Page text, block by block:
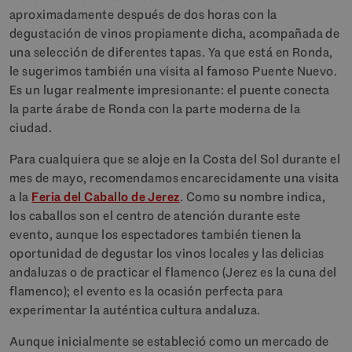
aproximadamente después de dos horas con la
degustación de vinos propiamente dicha, acompañada de
una selección de diferentes tapas. Ya que está en Ronda,
le sugerimos también una visita al famoso Puente Nuevo.
Es un lugar realmente impresionante: el puente conecta
la parte árabe de Ronda con la parte moderna de la
ciudad.
Para cualquiera que se aloje en la Costa del Sol durante el
mes de mayo, recomendamos encarecidamente una visita
a la Feria del Caballo de Jerez. Como su nombre indica,
los caballos son el centro de atención durante este
evento, aunque los espectadores también tienen la
oportunidad de degustar los vinos locales y las delicias
andaluzas o de practicar el flamenco (Jerez es la cuna del
flamenco); el evento es la ocasión perfecta para
experimentar la auténtica cultura andaluza.
Aunque inicialmente se estableció como un mercado de